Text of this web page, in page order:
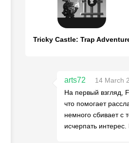
Tricky Castle: Trap
arts72
14 March
На первый взгляд,
что помогает
немного сбивает с
исчерпать